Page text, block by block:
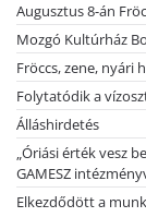
Augusztus 8-án
Mozgó Kultúrház
Fröccs, zene, nyári
Folytatódik a
Álláshirdetés
„Óriási érték vesz
GAMESZ
Elkezdődött a